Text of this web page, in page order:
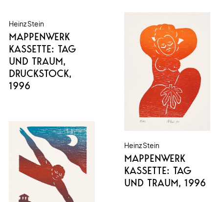
Heinz Stein
MAPPENWERK
KASSETTE: TAG
UND TRAUM,
DRUCKSTOCK,
1996
Heinz Stein
MAPPENWERK
KASSETTE: TAG
UND TRAUM, 1996